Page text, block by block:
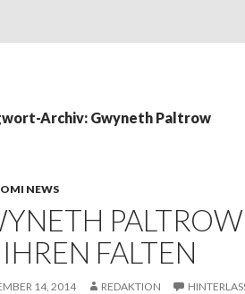
Archiv: Gwyneth Paltrow
NEWS
FALTEN
14, 2014 REDAKTION